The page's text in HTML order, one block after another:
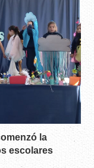
la
escolares